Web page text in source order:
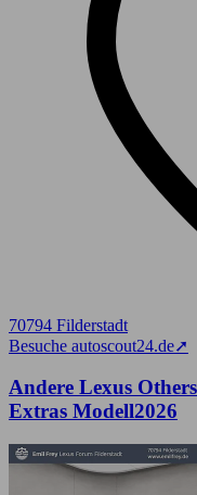
70794 Filderstadt
Besuche autoscout24.de➚
Andere Lexus
Extras Modell2026